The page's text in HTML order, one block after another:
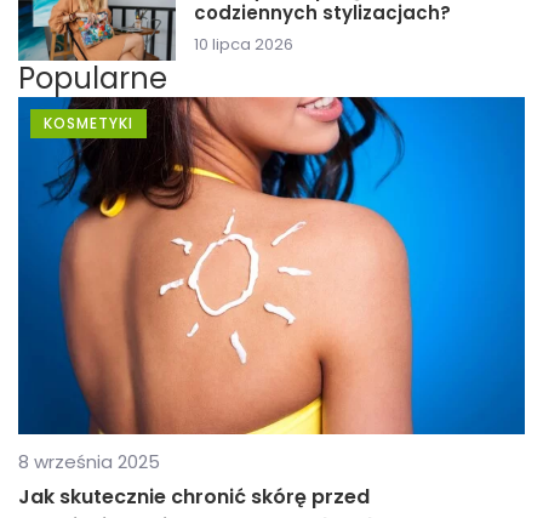
codziennych stylizacjach?
10 lipca 2026
Popularne
KOSMETYKI
8 września 2025
Jak skutecznie chronić skórę przed